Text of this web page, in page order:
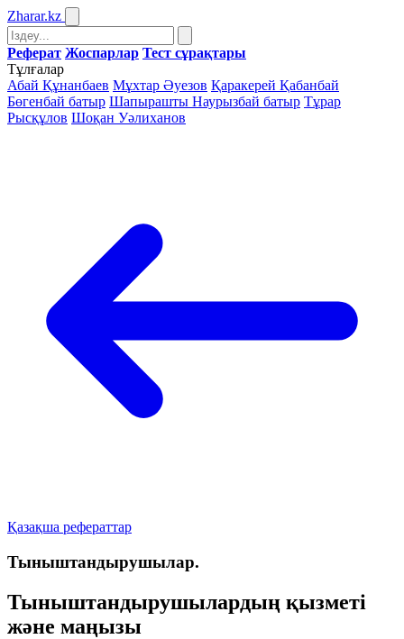
Zharar.kz
Реферат Жоспарлар Тест сұрақтары
Тұлғалар
Абай Құнанбаев Мұхтар Әуезов Қаракерей Қабанбай
Бөгенбай батыр Шапырашты Наурызбай батыр Тұрар
Рысқұлов Шоқан Уәлиханов
Қазақша рефераттар
Тыныштандырушылар.
Тыныштандырушылардың қызметі
және маңызы